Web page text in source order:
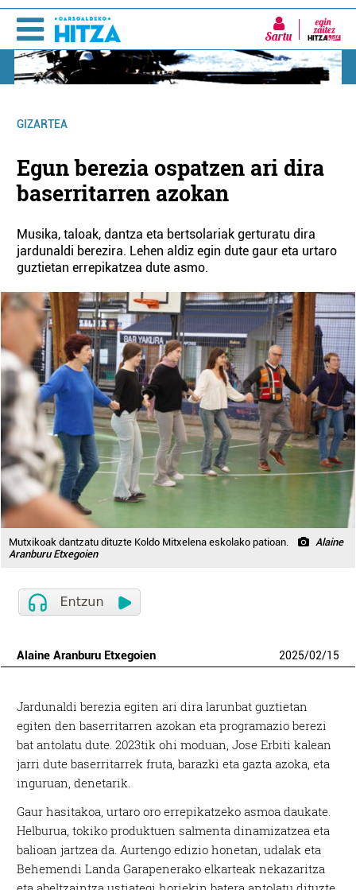
Sartu
GIZARTEA
Egun berezia ospatzen ari dira
baserritarren azokan
Musika, taloak, dantza eta bertsolariak gerturatu dira
jardunaldi berezira. Lehen aldiz egin dute gaur eta urtaro
guztietan errepikatzea dute asmo.
Mutxikoak dantzatu dituzte Koldo Mitxelena eskolako patioan.
Alaine
Aranburu Etxegoien
Alaine Aranburu Etxegoien 2025/02/15
Jardunaldi berezia egiten ari dira larunbat guztietan
egiten den baserritarren azokan eta programazio berezi
bat antolatu dute. 2023tik ohi moduan, Jose Erbiti kalean
jarri dute baserritarrek fruta, barazki eta gazta azoka, eta
inguruan, denetarik.
Gaur hasitakoa, urtaro oro errepikatzeko asmoa daukate.
Helburua, tokiko produktuen salmenta dinamizatzea eta
balioan jartzea da. Aurtengo edizio honetan, udalak eta
Behemendi Landa Garapenerako elkarteak nekazaritza